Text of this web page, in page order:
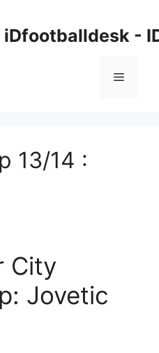
iDfootballdesk -
Menu
13/14 :
City
Jovetic